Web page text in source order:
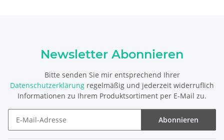
Newsletter Abonnieren
Bitte senden Sie mir entsprechend Ihrer
Datenschutzerklärung regelmäßig und jederzeit widerruflich
Informationen zu Ihrem Produktsortiment per E-Mail zu.
Abonnieren